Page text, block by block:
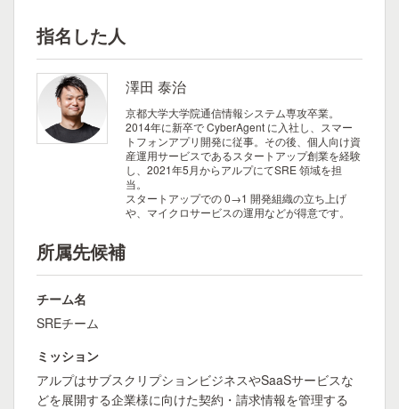
指名した人
澤田 泰治
京都大学大学院通信情報システム専攻卒業。
2014年に新卒で CyberAgent に入社し、スマー
トフォンアプリ開発に従事。その後、個人向け資
産運用サービスであるスタートアップ創業を経験
し、2021年5月からアルプにてSRE 領域を担
当。
スタートアップでの 0→1 開発組織の立ち上げ
や、マイクロサービスの運用などが得意です。
所属先候補
チーム名
SREチーム
ミッション
アルプはサブスクリプションビジネスやSaaSサービスな
どを展開する企業様に向けた契約・請求情報を管理する